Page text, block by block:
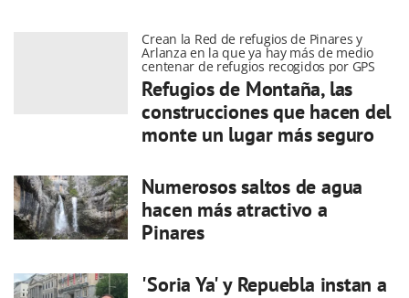
Crean la Red de refugios de Pinares y
Arlanza en la que ya hay más de medio
centenar de refugios recogidos por GPS
Refugios de Montaña, las
construcciones que hacen del
monte un lugar más seguro
Numerosos saltos de agua
hacen más atractivo a
Pinares
'Soria Ya' y Repuebla instan a